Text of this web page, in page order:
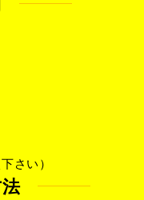
さい）